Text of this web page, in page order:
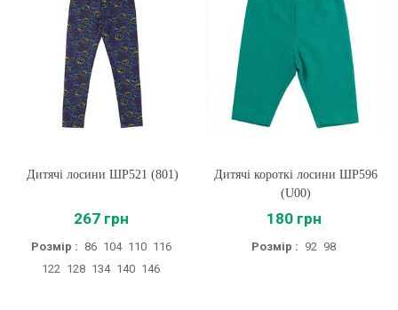
Дитячі лосини ШР521 (801)
267 грн
Розмір : 86 104 110 116
122 128 134 140 146
Дитячі короткі лосини ШР596
(U00)
180 грн
Розмір : 92 98